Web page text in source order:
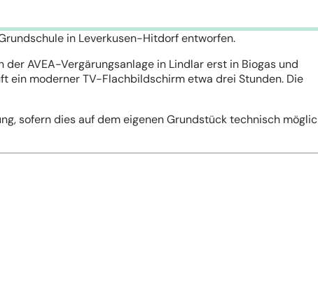
in Leverkusen-Hitdorf entworfen.
AVEA-Vergärungsanlage in Lindlar erst in Biogas und
ein moderner TV-Flachbildschirm etwa drei Stunden. Die
sofern dies auf dem eigenen Grundstück technisch